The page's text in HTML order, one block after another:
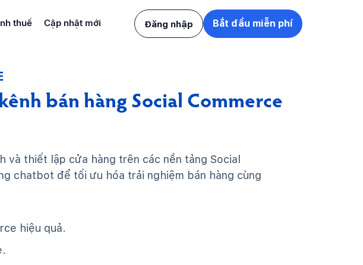
thuế Cập nhật mới Đăng nhập Bắt đầu miễn phí
bán hàng Social Commerce
và thiết lập cửa hàng trên các nền tảng Social
chatbot để tối ưu hóa trải nghiệm bán hàng cùng
hiệu quả.